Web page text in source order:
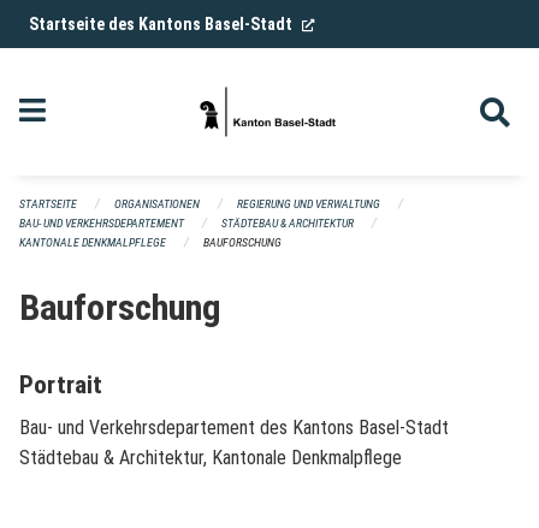
Navigation überspringen
Startseite des Kantons Basel-Stadt (External Link)
STARTSEITE ORGANISATIONEN
REGIERUNG UND VERWALTUNG
BAU- UND VERKEHRSDEPARTEMENT
STÄDTEBAU & ARCHITEKTUR
KANTONALE DENKMALPFLEGE
BAUFORSCHUNG
Bauforschung
Portrait
Bau- und Verkehrsdepartement des Kantons Basel-Stadt
Städtebau & Architektur, Kantonale Denkmalpflege